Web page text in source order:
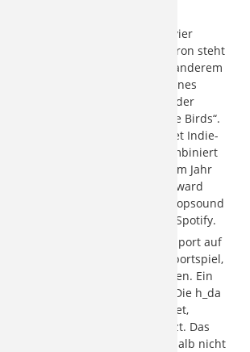
h_da Campusfestivals spielen vier
Live-Acts: Singer-Songwriter Aaron steht
Musik und schrieb unter anderem
und Ski Aggu. Sein eigenes
es Ende 2025 bis auf Platz 7 der
Simon und Tommy sind „We like Birds“.
aus der Region und verbindet Indie-
Beats. Valentino Vivace kombiniert
Pop. Sein Debutalbum aus dem Jahr
anderem für den Swiss Music Award
erreicht mit ihrem sanften Popsound
als 1,5 Millionen Menschen auf Spotify.
lädt der h_da Hochschulsport auf
dazu ein, Discgolf, ein Frisbeesportspiel,
sowie Tischtennis zu spielen. Ein
internationale Speisen an. Die h_da
das Müll weitgehend vermeidet,
auf Mehrwegsysteme setzt. Das
Getränke und Speisen ist deshalb nicht